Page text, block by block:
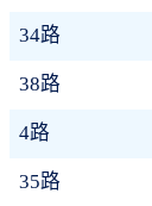
34路
38路
4路
35路